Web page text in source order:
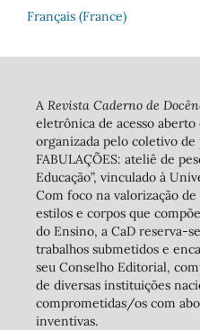
Français (France)
A Revista Caderno de
eletrônica de acesso
organizada pelo coletivo de
FABULAÇÕES: ateliê de
Educação”, vinculado à
Com foco na valorização
estilos e corpos que
do Ensino, a CaD reserva-
trabalhos submetidos e
seu Conselho Editorial,
de diversas instituições
comprometidas/os com
inventivas.